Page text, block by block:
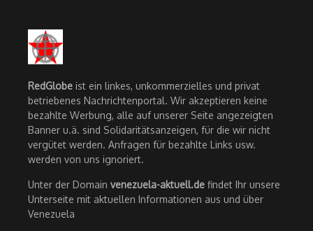
RedGlobe ist ein linkes, unkommerzielles und privat
betriebenes Nachrichtenportal. Wir akzeptieren keine
bezahlte Werbung, alle auf unserer Seite angezeigten
Banner u.ä. sind Solidaritätsanzeigen, für die wir nicht
vergütet werden. Anfragen für bezahlte Links usw.
werden von uns ignoriert.
Unter der Domain venezuela-aktuell.de findet Ihr unsere
Unterseite mit aktuellen Informationen aus und über
Venezuela